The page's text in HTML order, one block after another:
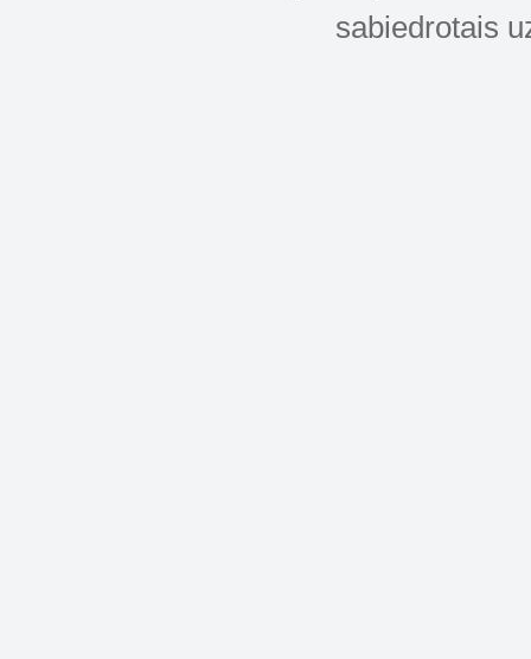
sabiedrotais